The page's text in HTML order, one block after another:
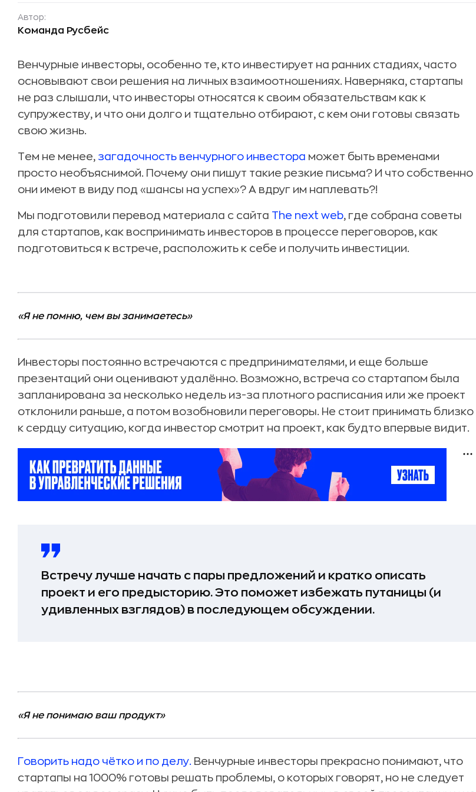
Автор:
Команда Русбейс
Венчурные инвесторы, особенно те, кто инвестирует на ранних стадиях, часто
основывают свои решения на личных взаимоотношениях. Наверняка, стартапы
не раз слышали, что инвесторы относятся к своим обязательствам как к
супружеству, и что они долго и тщательно отбирают, с кем они готовы связать
свою жизнь.
Тем не менее, загадочность венчурного инвестора может быть временами
просто необъяснимой. Почему они пишут такие резкие письма? И что собственно
они имеют в виду под «шансы на успех»? А вдруг им наплевать?!
Мы подготовили перевод материала с сайта The next web, где собрана советы
для стартапов, как воспринимать инвесторов в процессе переговоров, как
подготовиться к встрече, расположить к себе и получить инвестиции.
«Я не помню, чем вы занимаетесь»
Инвесторы постоянно встречаются с предпринимателями, и еще больше
презентаций они оценивают удалённо. Возможно, встреча со стартапом была
запланирована за несколько недель из-за плотного расписания или же проект
отклонили раньше, а потом возобновили переговоры. Не стоит принимать близко
к сердцу ситуацию, когда инвестор смотрит на проект, как будто впервые видит.
Встречу лучше начать с пары предложений и кратко описать
проект и его предысторию. Это поможет избежать путаницы (и
удивленных взглядов) в последующем обсуждении.
«Я не понимаю ваш продукт»
Говорить надо чётко и по делу. Венчурные инвесторы прекрасно понимают, что
стартапы на 1000% готовы решать проблемы, о которых говорят, но не следует